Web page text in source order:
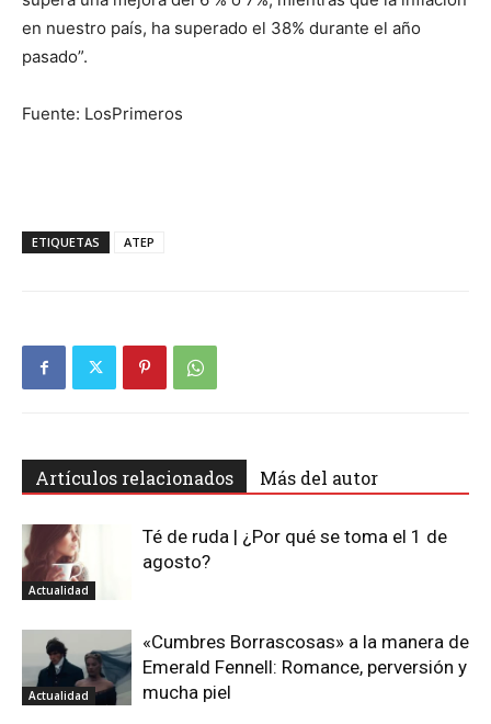
en nuestro país, ha superado el 38% durante el año
pasado”.
Fuente: LosPrimeros
ETIQUETAS ATEP
Artículos relacionados Más del autor
Actualidad
Té de ruda | ¿Por qué se toma el 1 de
agosto?
Actualidad
«Cumbres Borrascosas» a la manera de
Emerald Fennell: Romance, perversión y
mucha piel